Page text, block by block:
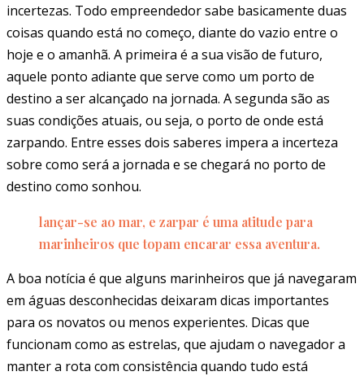
incertezas. Todo empreendedor sabe basicamente duas
coisas quando está no começo, diante do vazio entre o
hoje e o amanhã. A primeira é a sua visão de futuro,
aquele ponto adiante que serve como um porto de
destino a ser alcançado na jornada. A segunda são as
suas condições atuais, ou seja, o porto de onde está
zarpando. Entre esses dois saberes impera a incerteza
sobre como será a jornada e se chegará no porto de
destino como sonhou.
lançar-se ao mar, e zarpar é uma atitude para
marinheiros que topam encarar essa aventura.
A boa notícia é que alguns marinheiros que já navegaram
em águas desconhecidas deixaram dicas importantes
para os novatos ou menos experientes. Dicas que
funcionam como as estrelas, que ajudam o navegador a
manter a rota com consistência quando tudo está